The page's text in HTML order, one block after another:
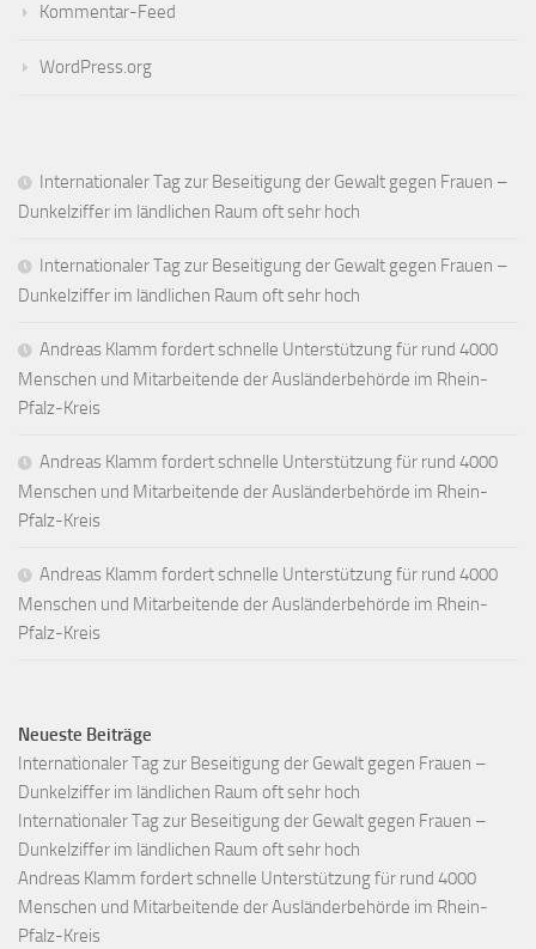
Kommentar-Feed
WordPress.org
Internationaler Tag zur Beseitigung der Gewalt gegen Frauen –
Dunkelziffer im ländlichen Raum oft sehr hoch
Internationaler Tag zur Beseitigung der Gewalt gegen Frauen –
Dunkelziffer im ländlichen Raum oft sehr hoch
Andreas Klamm fordert schnelle Unterstützung für rund 4000
Menschen und Mitarbeitende der Ausländerbehörde im Rhein-
Pfalz-Kreis
Andreas Klamm fordert schnelle Unterstützung für rund 4000
Menschen und Mitarbeitende der Ausländerbehörde im Rhein-
Pfalz-Kreis
Andreas Klamm fordert schnelle Unterstützung für rund 4000
Menschen und Mitarbeitende der Ausländerbehörde im Rhein-
Pfalz-Kreis
Neueste Beiträge
Internationaler Tag zur Beseitigung der Gewalt gegen Frauen –
Dunkelziffer im ländlichen Raum oft sehr hoch
Internationaler Tag zur Beseitigung der Gewalt gegen Frauen –
Dunkelziffer im ländlichen Raum oft sehr hoch
Andreas Klamm fordert schnelle Unterstützung für rund 4000
Menschen und Mitarbeitende der Ausländerbehörde im Rhein-
Pfalz-Kreis